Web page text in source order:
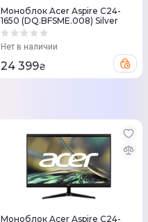
Моноблок Acer Aspire C24-
1650 (DQ.BFSME.008) Silver
Нет в наличии
24 399₴
Моноблок Acer Aspire C24-